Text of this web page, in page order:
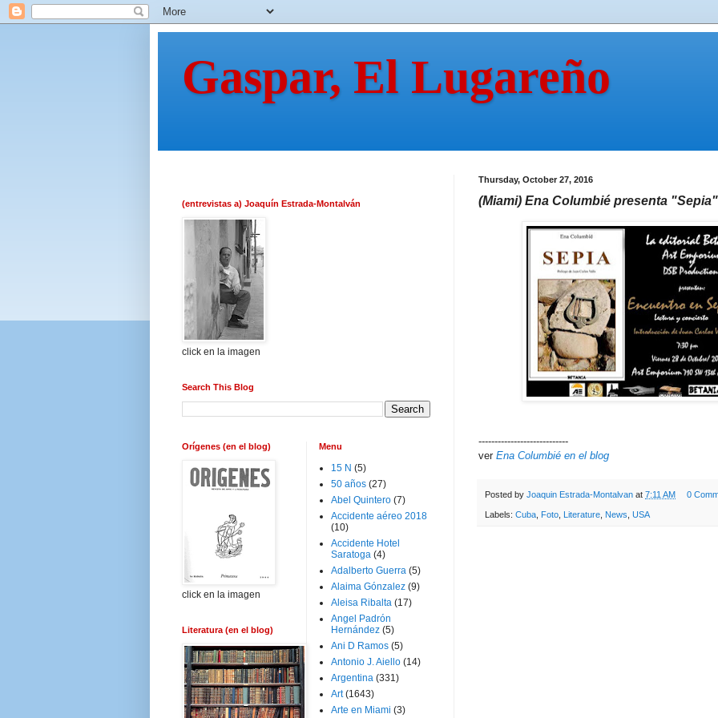
Gaspar, El Lugareño
Thursday, October 27, 2016
(Miami) Ena Columbié presenta "Sepia"
----------------------------
ver Ena Columbié en el blog
Posted by Joaquin Estrada-Montalvan at 7:11 AM 0
Labels: Cuba Foto Literature News USA
(entrevistas a) Joaquín Estrada-Montalván
click en la imagen
Search This Blog
Orígenes (en el blog)
click en la imagen
Literatura (en el blog)
Menu
15 N (5)
50 años (27)
Abel Quintero (7)
Accidente aéreo 2018
(10)
Accidente Hotel
Saratoga (4)
Adalberto Guerra (5)
Alaima Gónzalez (9)
Aleisa Ribalta (17)
Angel Padrón
Hernández (5)
Ani D Ramos (5)
Antonio J. Aiello (14)
Argentina (331)
Art (1643)
Arte en Miami (3)